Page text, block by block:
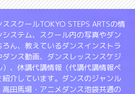
スクールTOKYO STEPS ARTSの情
ステム、スクール内の写真やダン
ん、教えているダンスインストラ
ンス動画、ダンスレッスンスケジ
、休講代講情報（代講代講情報ペ
介しています。ダンスのジャンル
田馬場・アニメダンス池袋共通の